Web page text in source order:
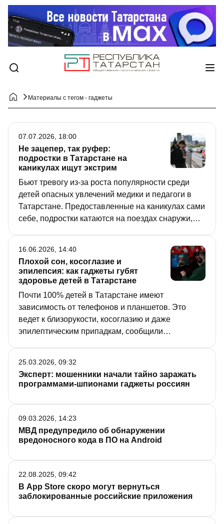
Материалы с тегом - гаджеты
Не зацепер, так руфер:
подростки в Татарстане на
каникулах ищут экстрим
Бьют тревогу из-за роста популярности среди
детей опасных увлечений медики и педагоги в
Татарстане. Предоставленные на каникулах сами
себе, подростки катаются на поездах снаружи,
заброшенным зданиям. В итоге одни попадают
на больничную койку, а другие вообще
прощаются с жизнью.
07.07.2026, 18:00
Плохой сон, косоглазие и
эпилепсия: как гаджеты губят
здоровье детей в Татарстане
Почти 100% детей в Татарстане имеют
зависимость от телефонов и планшетов. Это
ведет к близорукости, косоглазию и даже
эпилептическим припадкам, сообщили
виртуальный мир, и дали советы, как вернуть их в
реальность.
16.06.2026, 14:40
Эксперт: мошенники начали тайно заражать
программами-шпионами гаджеты россиян
25.03.2026, 09:32
МВД предупредило об обнаружении
вредоносного кода в ПО на Android
09.03.2026, 14:23
В App Store скоро могут вернуться
заблокированные российские приложения
22.08.2025, 09:42